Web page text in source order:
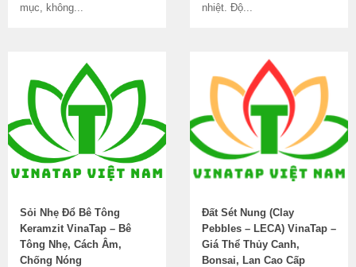
mục, không...
nhiệt. Độ...
Sỏi Nhẹ Đổ Bê Tông
Keramzit VinaTap – Bê
Tông Nhẹ, Cách Âm,
Chống Nóng
Đất Sét Nung (Clay
Pebbles – LECA) VinaTap –
Giá Thể Thủy Canh,
Bonsai, Lan Cao Cấp